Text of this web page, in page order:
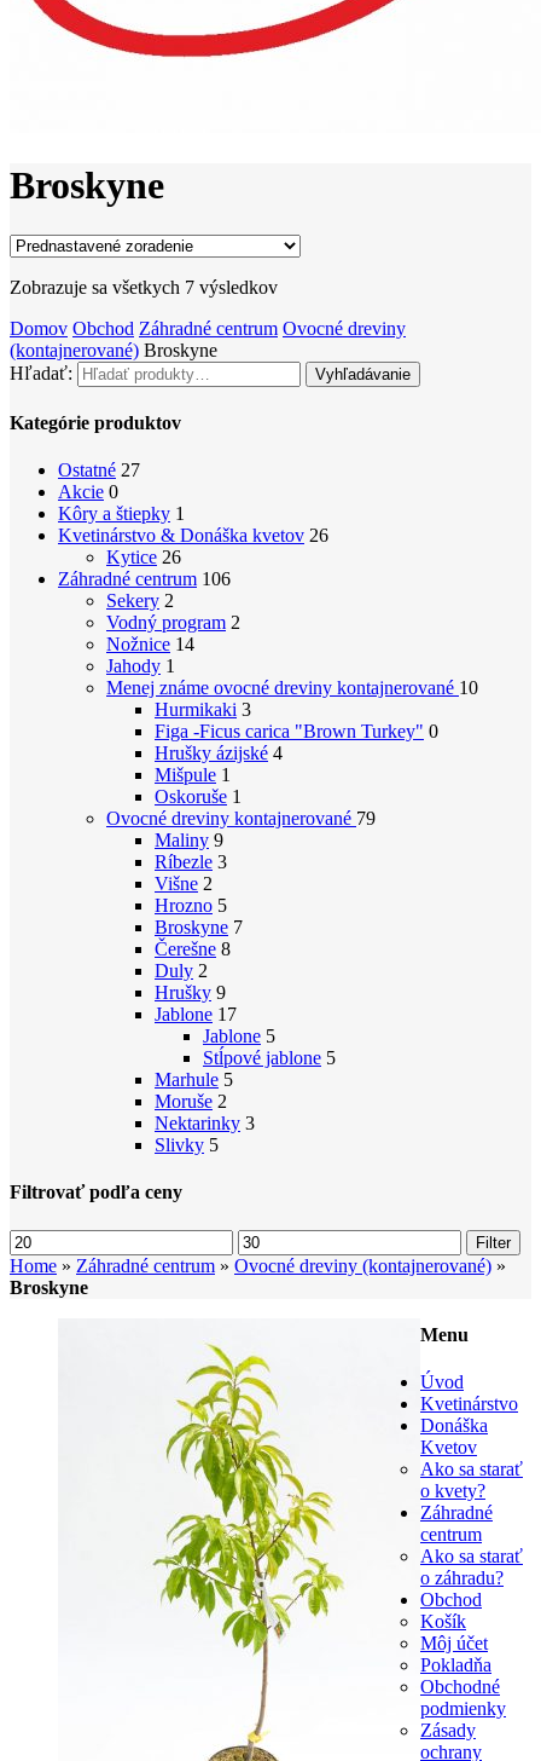
Broskyne
Zobrazuje sa všetkych 7 výsledkov
Domov Obchod Záhradné centrum Ovocné dreviny
(kontajnerované) Broskyne
Hľadať:
Vyhľadávanie
Kategórie produktov
Ostatné 27
Akcie 0
Kôry a štiepky 1
Kvetinárstvo & Donáška kvetov 26
Kytice 26
Záhradné centrum 106
Sekery 2
Vodný program 2
Nožnice 14
Jahody 1
Menej známe ovocné dreviny kontajnerované 10
Hurmikaki 3
Figa -Ficus carica "Brown Turkey" 0
Hrušky ázijské 4
Mišpule 1
Oskoruše 1
Ovocné dreviny kontajnerované 79
Maliny 9
Ríbezle 3
Višne 2
Hrozno 5
Broskyne 7
Čerešne 8
Duly 2
Hrušky 9
Jablone 17
Jablone 5
Stĺpové jablone 5
Marhule 5
Moruše 2
Nektarinky 3
Slivky 5
Filtrovať podľa ceny
Filter
Home » Záhradné centrum » Ovocné dreviny (kontajnerované) »
Broskyne
Menu
Úvod
Kvetinárstvo
Donáška
Kvetov
Ako sa starať
o kvety?
Záhradné
centrum
Ako sa starať
o záhradu?
Obchod
Košík
Môj účet
Pokladňa
Obchodné
podmienky
Zásady
ochrany